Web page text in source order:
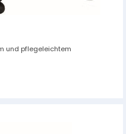
und pflegeleichtem